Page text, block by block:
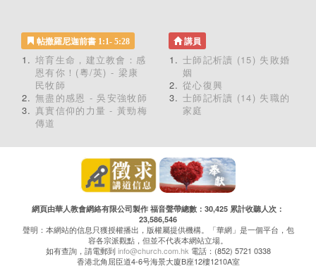
帖撒羅尼迦前書 1:1- 5:28
培育生命，建立教會：感
恩有你！(粵/英) - 梁康
民牧師
無盡的感恩 - 吳安強牧師
真實信仰的力量 - 黃勁梅
傳道
講員
士師記析讀 (15) 失敗婚
姻
從心復興
士師記析讀 (14) 失職的
家庭
網頁由華人教會網絡有限公司製作 福音聲帶總數：30,425 累計收聽人次：
23,586,546
聲明：本網站的信息只獲授權播出，版權屬提供機構。「華網」是一個平台，包
容各宗派觀點，但並不代表本網站立場。
如有查詢，請電郵到info@church.com.hk 電話：(852) 5721 0338
香港北角屈臣道4-6号海景大廈B座12樓1210A室